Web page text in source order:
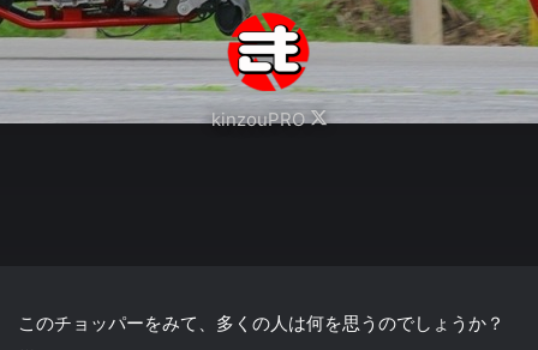
kinzouPRO
Follow
このチョッパーをみて、多くの人は何を思うのでしょうか？